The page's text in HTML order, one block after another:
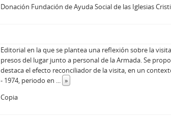
Donación Fundación de Ayuda Social de las Iglesias
Editorial en la que se plantea una reflexión sobre la
presos del lugar junto a personal de la Armada. Se
destaca el efecto reconciliador de la visita, en un
- 1974, periodo en ... »
Copia